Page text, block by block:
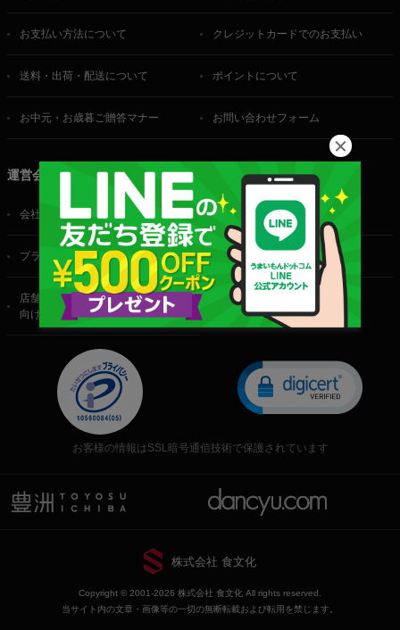
お支払い方法について クレジットカードでのお支払い
送料・出荷・配送について ポイントについて
お中元・お歳暮ご贈答マナー お問い合わせフォーム
運営会社
会社概要 ご利用規約
プライバシーポリシー 特定商取引法に基づく表記
店舗・法人・生産者様
向けのお問い合わせ
お客様の情報はSSL暗号通信技術で保護されています
株式会社 食文化
Copyright © 2001-2026 株式会社 食文化 All rights reserved.
当サイト内の文章・画像等の一切の無断転載および転用を禁じます。